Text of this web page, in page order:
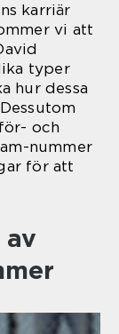
karriär
vi att
typer
hur dessa
och
nummer
för att